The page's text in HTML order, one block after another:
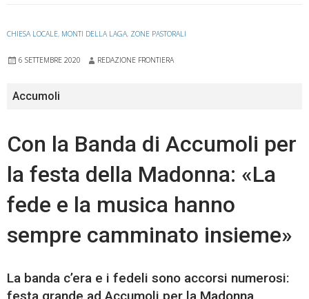
CHIESA LOCALE, MONTI DELLA LAGA, ZONE PASTORALI
6 SETTEMBRE 2020 REDAZIONE FRONTIERA
Accumoli
Con la Banda di Accumoli per
la festa della Madonna: «La
fede e la musica hanno
sempre camminato insieme»
La banda c’era e i fedeli sono accorsi numerosi: